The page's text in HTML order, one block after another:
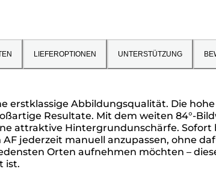
LIEFEROPTIONEN UNTERSTÜTZUNG
erstklassige Abbildungsqualität. Die
Resultate. Mit dem weiten 84°-
attraktive Hintergrundunschärfe.
jederzeit manuell anzupassen, ohne
Orten aufnehmen möchten –
ist.